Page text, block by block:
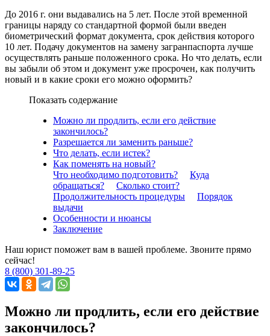
До 2016 г. они выдавались на 5 лет. После этой временной
границы наряду со стандартной формой были введен
биометрический формат документа, срок действия которого
10 лет. Подачу документов на замену загранпаспорта лучше
осуществлять раньше положенного срока. Но что делать, если
вы забыли об этом и документ уже просрочен, как получить
новый и в какие сроки его можно оформить?
Показать содержание
Можно ли продлить, если его действие
закончилось?
Разрешается ли заменить раньше?
Что делать, если истек?
Как поменять на новый?
Что необходимо подготовить?
Куда
обращаться?
Сколько стоит?
Продолжительность процедуры
Порядок
выдачи
Особенности и нюансы
Заключение
Наш юрист поможет вам в вашей проблеме. Звоните прямо
сейчас!
8 (800) 301-89-25
Можно ли продлить, если его действие
закончилось?